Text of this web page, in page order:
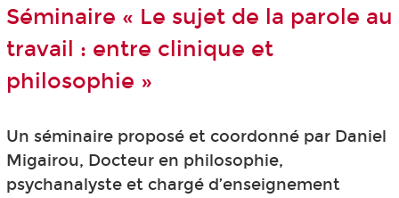
Séminaire « Le sujet de la parole au
travail : entre clinique et
philosophie »
Un séminaire proposé et coordonné par Daniel
Migairou, Docteur en philosophie,
psychanalyste et chargé d’enseignement